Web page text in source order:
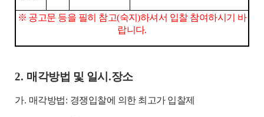
※ 공고문 등을 필히 참고(숙지)하셔서 입찰 참여하시기 바
랍니다.
2. 매각방법 및 일시 .장소
가. 매각방법: 경쟁입찰에 의한 최고가 입찰제